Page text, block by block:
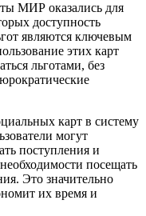
МИР оказались для
доступность
являются ключевым
этих карт
льготами, без
карт в систему
могут
поступления и
посещать
Это значительно
их время и